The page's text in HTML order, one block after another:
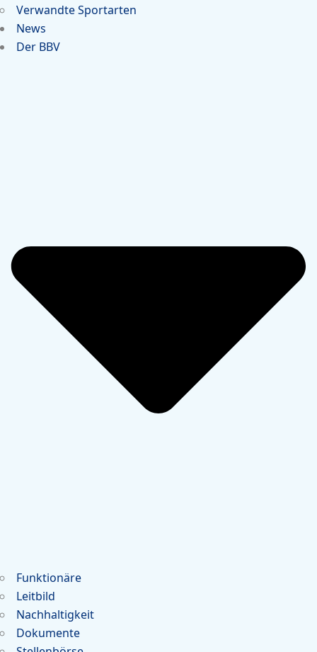
Verwandte Sportarten
News
Der BBV
Funktionäre
Leitbild
Nachhaltigkeit
Dokumente